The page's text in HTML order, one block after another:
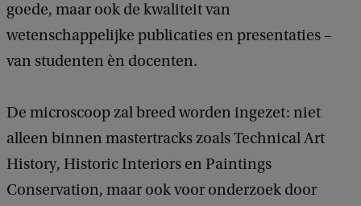
goede, maar ook de kwaliteit van
wetenschappelijke publicaties en presentaties –
van studenten èn docenten.
De microscoop zal breed worden ingezet: niet
alleen binnen mastertracks zoals Technical Art
History, Historic Interiors en Paintings
Conservation, maar ook voor onderzoek door